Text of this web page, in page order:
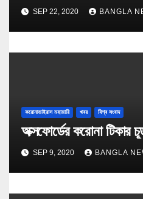
SEP 22, 2020 BANGLA
করোনাভাইরাস মহামারি খবর বিশ্ব সংবাদ
অক্সফোর্ডের করোনা টিকার
SEP 9, 2020 BANGLA